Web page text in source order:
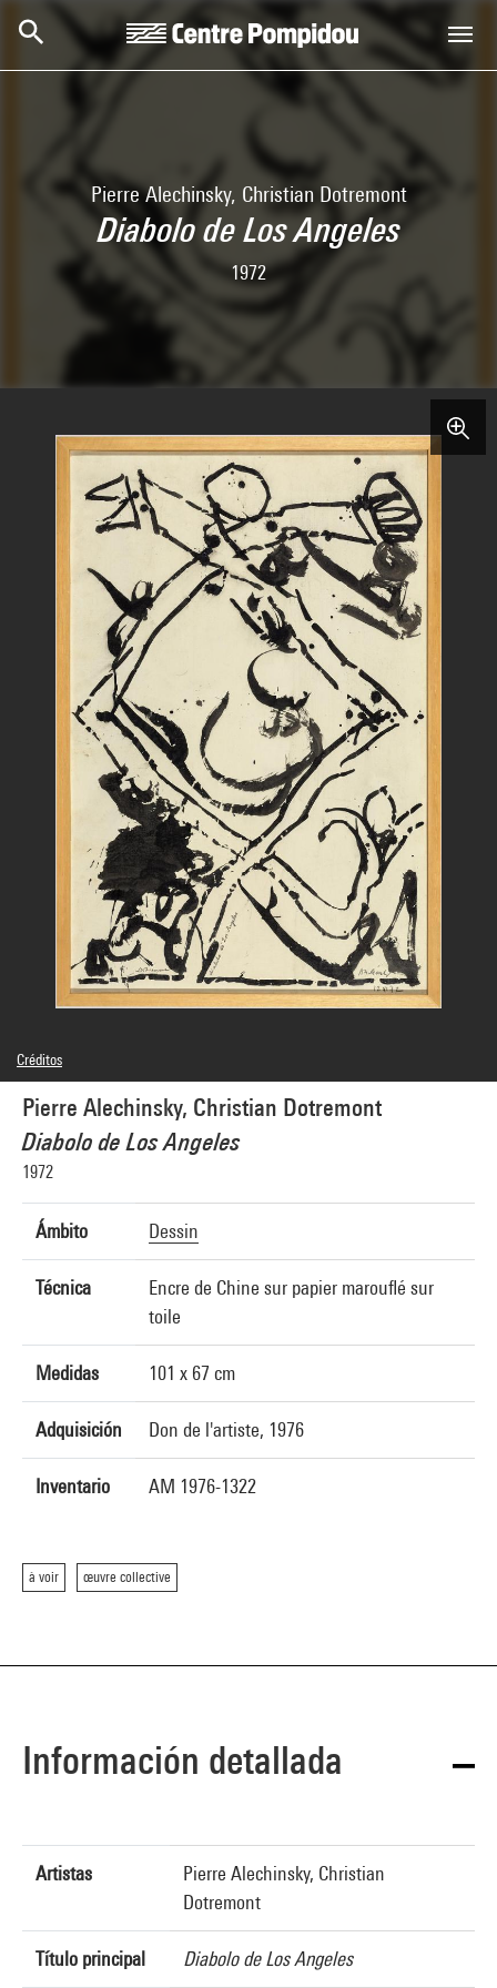
Skip to main content
Centre Pompidou
Pierre Alechinsky, Christian Dotremont
Diabolo de Los Angeles
1972
Pierre Alechinsky, Christian Dotremont
Diabolo de Los Angeles
1972
Ámbito Dessin
Técnica
Encre de Chine sur papier marouflé sur
toile
Medidas 101 x 67 cm
Adquisición Don de l'artiste, 1976
Inventario AM 1976-1322
à voir œuvre collective
Créditos
© Adagp, Paris
Créditos fotográficos : Centre Pompidou, MNAM-CCI/Bertrand Prévost/Dist.
Referencia de la imagen : 4N77163
Difusión de la imagen :
Información detallada
Artistas
Pierre Alechinsky, Christian
Dotremont
Título principal Diabolo de Los Angeles